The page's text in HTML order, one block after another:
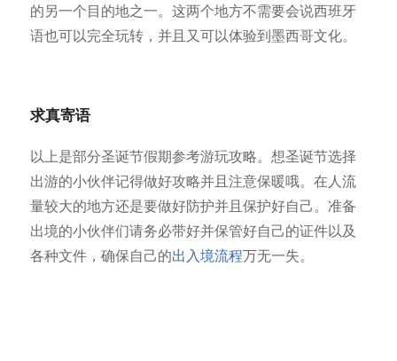
的另一个目的地之一。这两个地方不需要会说西班牙
语也可以完全玩转，并且又可以体验到墨西哥文化。
求真寄语
以上是部分圣诞节假期参考游玩攻略。想圣诞节选择
出游的小伙伴记得做好攻略并且注意保暖哦。在人流
量较大的地方还是要做好防护并且保护好自己。准备
出境的小伙伴们请务必带好并保管好自己的证件以及
各种文件，确保自己的出入境流程万无一失。